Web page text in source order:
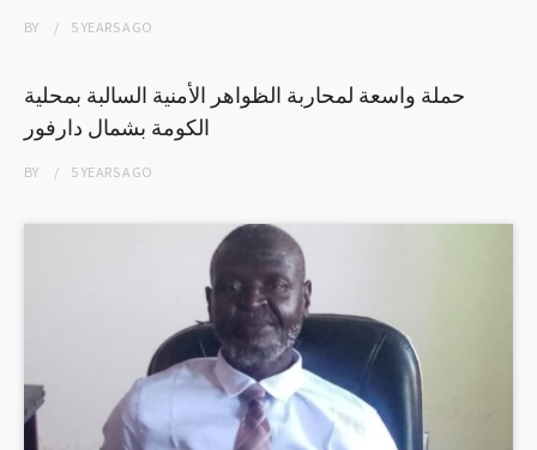
BY 5 YEARSAGO
حملة واسعة لمحاربة الظواهر الأمنية السالبة بمحلية
الكومة بشمال دارفور
BY 5 YEARSAGO